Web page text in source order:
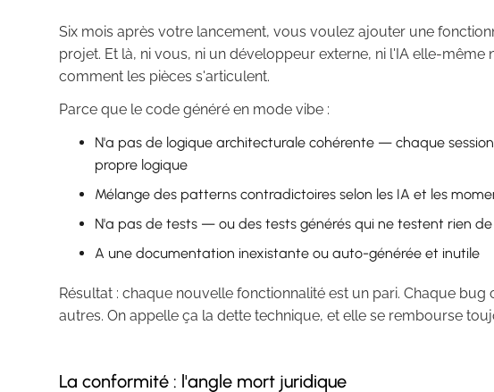
Six mois après votre lancement, vous voulez ajouter une
projet. Et là, ni vous, ni un développeur externe, ni l'IA elle-même
comment les pièces s'articulent.
Parce que le code généré en mode vibe :
N'a pas de logique architecturale cohérente — chaque
propre logique
Mélange des patterns contradictoires selon les IA et les
N'a pas de tests — ou des tests générés qui ne testent rien
A une documentation inexistante ou auto-générée et inutile
Résultat : chaque nouvelle fonctionnalité est un pari. Chaque
autres. On appelle ça la dette technique, et elle se rembourse
La conformité : l'angle mort juridique